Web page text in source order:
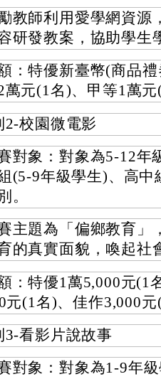
教師利用愛學網資源
研發教案，協助學生
：特優新臺幣(商品
萬元(1名)、甲等1萬元
2-校園微電影
對象：對象為5-12年
(5-9年級學生)、高中
。
主題為「偏鄉教育」
的真實面貌，喚起社
：特優1萬5,000元(1
元(1名)、佳作3,000元
3-看影片說故事
對象：對象為1-9年